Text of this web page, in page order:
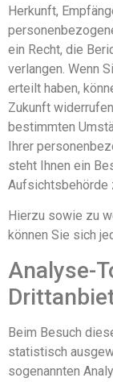
Herkunft,
ein Recht, die
verlangen. Wenn
erteilt haben,
Zukunft
bestimmten
Ihrer
steht Ihnen ein
Aufsichtsbehörde
Hierzu sowie zu
können Sie sich
Analyse-
Beim Besuch
statistisch
sogenannten